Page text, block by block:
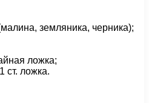
земляника, черника);
ложка;
ст. ложка.